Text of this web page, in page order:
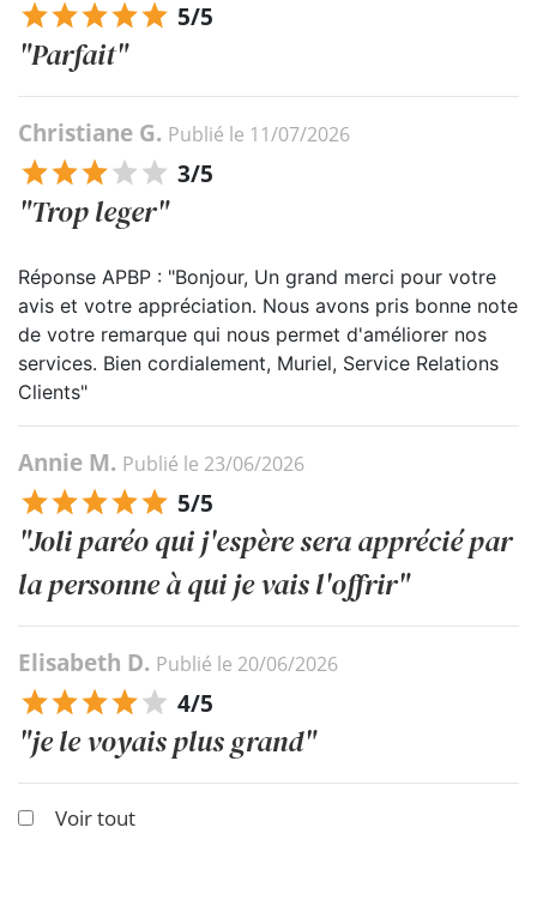
5/5
"Parfait"
Christiane G. Publié le 11/07/2026
3/5
"Trop leger"
Réponse APBP : "Bonjour, Un grand merci pour votre
avis et votre appréciation. Nous avons pris bonne note
de votre remarque qui nous permet d'améliorer nos
services. Bien cordialement, Muriel, Service Relations
Clients"
Annie M. Publié le 23/06/2026
5/5
"Joli paréo qui j'espère sera apprécié par
la personne à qui je vais l'offrir"
Elisabeth D. Publié le 20/06/2026
4/5
"je le voyais plus grand"
Voir tout